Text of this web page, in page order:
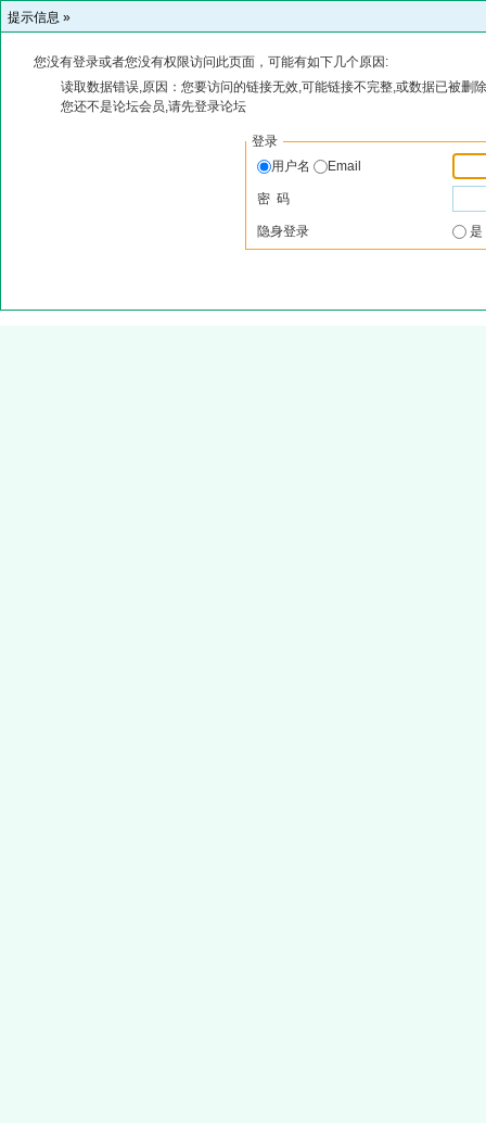
提示信息 »
您没有登录或者您没有权限访问此页面，可能有如下几个原因:
读取数据错误,原因：您要访问的链接无效,可能链接不完整,或数据已被删
您还不是论坛会员,请先登录论坛
登录
用户名
Email
密 码
隐身登录